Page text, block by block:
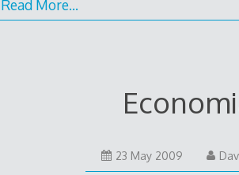
Read More…
23 May 200923